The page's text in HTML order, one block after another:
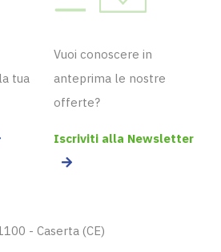
tua
Vuoi conoscere in
anteprima le nostre
offerte?
Iscriviti alla Newsletter
- Caserta (CE)